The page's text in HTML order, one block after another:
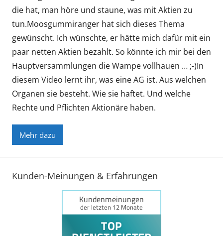
die hat, man höre und staune, was mit Aktien zu
tun.Moosgummiranger hat sich dieses Thema
gewünscht. Ich wünschte, er hätte mich dafür mit ein
paar netten Aktien bezahlt. So könnte ich mir bei den
Hauptversammlungen die Wampe vollhauen … ;-)In
diesem Video lernt ihr, was eine AG ist. Aus welchen
Organen sie besteht. Wie sie haftet. Und welche
Rechte und Pflichten Aktionäre haben.
Mehr dazu
Kunden-Meinungen & Erfahrungen